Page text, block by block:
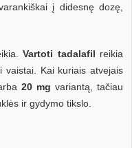
į didesnę dozę,
Vartoti tadalafil reikia
vaistai. Kai kuriais atvejais
20 mg variantą, tačiau
ir gydymo tikslo.